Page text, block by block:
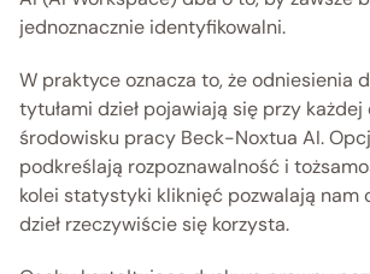
jednoznacznie identyfikowalni.
W praktyce oznacza to, że odniesienia
tytułami dzieł pojawiają się przy
środowisku pracy Beck-Noxtua AI.
podkreślają rozpoznawalność i
kolei statystyki kliknięć pozwalają nam
dzieł rzeczywiście się korzysta.